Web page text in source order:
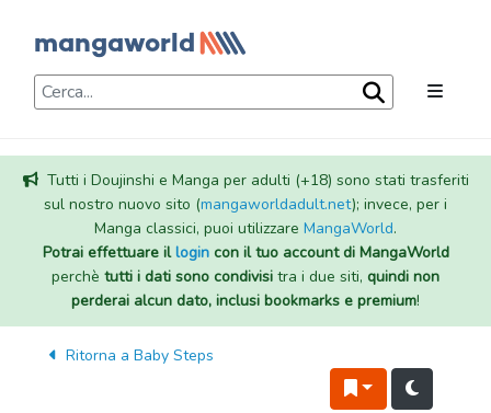
Tutti i Doujinshi e Manga per adulti (+18) sono stati trasferiti
sul nostro nuovo sito (mangaworldadult.net); invece, per i
Manga classici, puoi utilizzare MangaWorld.
Potrai effettuare illogincon il tuo account di MangaWorld
perchè tutti i dati sono condivisi tra i due siti, quindi non
perderai alcun dato, inclusi bookmarks e premium!
Ritorna a Baby Steps